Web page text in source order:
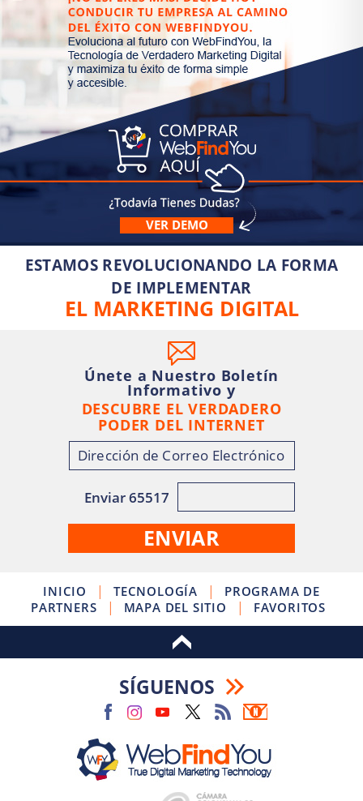
VER DEMO
ESTAMOS REVOLUCIONANDO LA FORMA
DE IMPLEMENTAR
EL MARKETING DIGITAL
Únete a Nuestro Boletín
Informativo y
DESCUBRE EL VERDADERO
PODER DEL INTERNET
Enviar 65517
INICIO | TECNOLOGÍA |
PROGRAMA DE
PARTNERS
| MAPA DEL SITIO | FAVORITOS
SÍGUENOS